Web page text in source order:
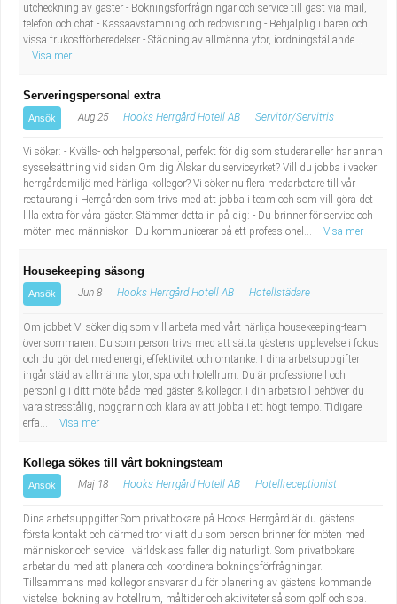
utcheckning av gäster - Bokningsförfrågningar och service till gäst via mail,
telefon och chat - Kassaavstämning och redovisning - Behjälplig i baren och
vissa frukostförberedelser - Städning av allmänna ytor, iordningställande...
Visa mer
Serveringspersonal extra
Ansök Aug 25 Hooks Herrgård Hotell AB Servitör/Servitris
Vi söker: - Kvälls- och helgpersonal, perfekt för dig som studerar eller har annan
sysselsättning vid sidan Om dig Älskar du serviceyrket? Vill du jobba i vacker
herrgårdsmiljö med härliga kollegor? Vi söker nu flera medarbetare till vår
restaurang i Herrgården som trivs med att jobba i team och som vill göra det
lilla extra för våra gäster. Stämmer detta in på dig: - Du brinner för service och
möten med människor - Du kommunicerar på ett professionel...
Visa mer
Housekeeping säsong
Ansök Jun 8 Hooks Herrgård Hotell AB Hotellstädare
Om jobbet Vi söker dig som vill arbeta med vårt härliga housekeeping-team
över sommaren. Du som person trivs med att sätta gästens upplevelse i fokus
och du gör det med energi, effektivitet och omtanke. I dina arbetsuppgifter
ingår städ av allmänna ytor, spa och hotellrum. Du är professionell och
personlig i ditt möte både med gäster & kollegor. I din arbetsroll behöver du
vara stresstålig, noggrann och klara av att jobba i ett högt tempo. Tidigare
erfa...
Visa mer
Kollega sökes till vårt bokningsteam
Ansök Maj 18 Hooks Herrgård Hotell AB Hotellreceptionist
Dina arbetsuppgifter Som privatbokare på Hooks Herrgård är du gästens
första kontakt och därmed tror vi att du som person brinner för möten med
människor och service i världsklass faller dig naturligt. Som privatbokare
arbetar du med att planera och koordinera bokningsförfrågningar.
Tillsammans med kollegor ansvarar du för planering av gästens kommande
vistelse; bokning av hotellrum, måltider och aktiviteter så som golf och spa.